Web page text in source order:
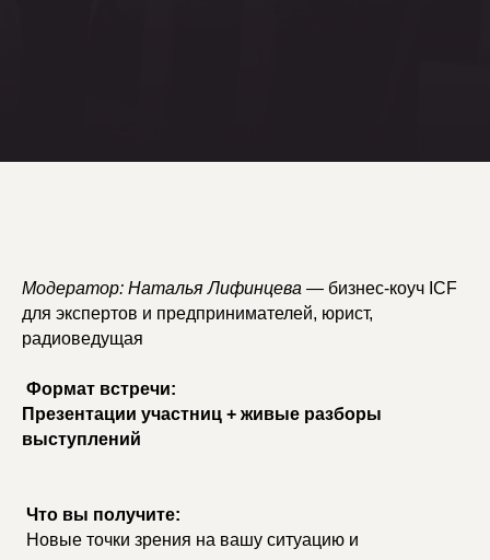
Модератор: Наталья Лифинцева — бизнес-коуч ICF
для экспертов и предпринимателей, юрист,
радиоведущая
Формат встречи:
Презентации участниц + живые разборы
выступлений
Что вы получите:
Новые точки зрения на вашу ситуацию и